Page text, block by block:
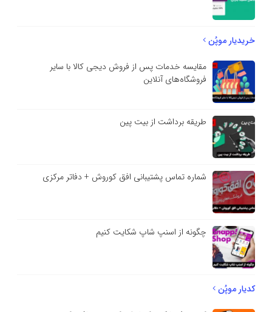
خریدیار موپُن
مقایسه خدمات پس از فروش دیجی کالا با سایر
فروشگاه‌های آنلاین
طریقه برداشت از بیت پین
شماره تماس پشتیبانی افق کوروش + دفاتر مرکزی
چگونه از اسنپ شاپ شکایت کنیم
کدیار موپُن